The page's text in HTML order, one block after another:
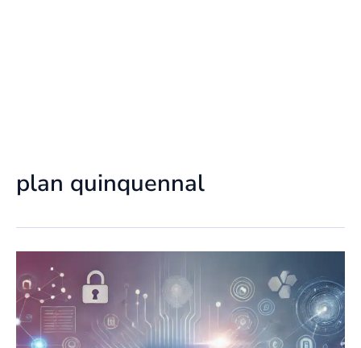
plan quinquennal